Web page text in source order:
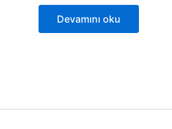
Devamını oku